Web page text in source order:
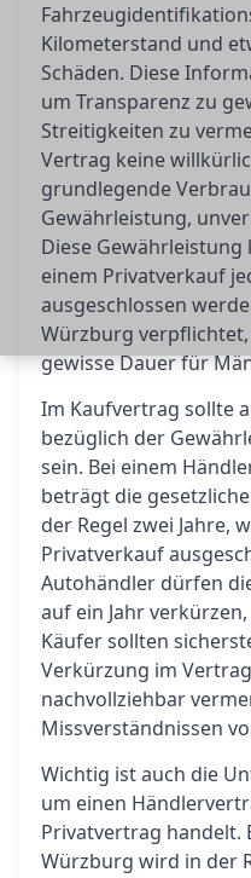
Kilometerstand und
Schäden. Diese
um Transparenz zu
Streitigkeiten zu
Vertrag keine
grundlegende
Gewährleistung,
Diese Gewährleistung
einem Privatverkauf
ausgeschlossen
Würzburg
gewisse Dauer für
Im Kaufvertrag sollte
bezüglich der
sein. Bei einem
beträgt die
der Regel zwei Jahre,
Privatverkauf
Autohändler dürfen
auf ein Jahr
Käufer sollten
Verkürzung im
nachvollziehbar
Missverständnissen
Wichtig ist auch die
um einen
Privatvertrag handelt.
Würzburg wird in der